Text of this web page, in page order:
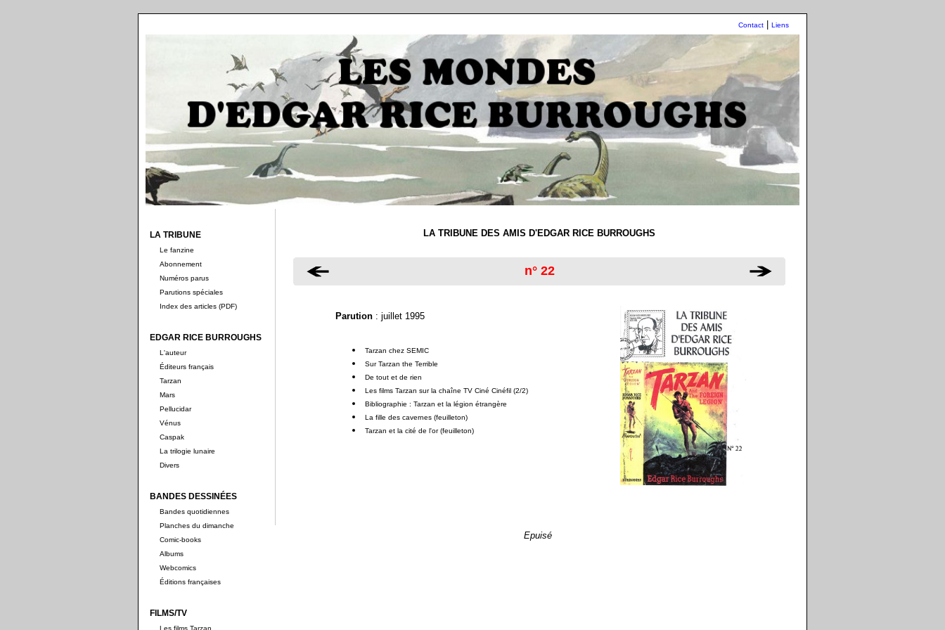
Contact Liens
LA TRIBUNE
Le fanzine
Abonnement
Numéros parus
Parutions spéciales
Index des articles (PDF)
EDGAR RICE BURROUGHS
L'auteur
Éditeurs français
Tarzan
Mars
Pellucidar
Vénus
Caspak
La trilogie lunaire
Divers
BANDES DESSINÉES
Bandes quotidiennes
Planches du dimanche
Comic-books
Albums
Webcomics
Éditions françaises
FILMS/TV
Les films Tarzan
LA TRIBUNE DES AMIS D'EDGAR RICE BURROUGHS
n° 22
Parution : juillet 1995
Tarzan chez SEMIC
Sur Tarzan the Terrible
De tout et de rien
Les films Tarzan sur la chaîne TV Ciné Cinéfil (2/2)
Bibliographie : Tarzan et la légion étrangère
La fille des cavernes (feuilleton)
Tarzan et la cité de l'or (feuilleton)
Epuisé